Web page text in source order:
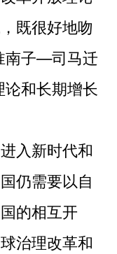
既很好地吻
南子—司马迁
论和长期增长
入新时代和
仍需要以自
的相互开
治理改革和